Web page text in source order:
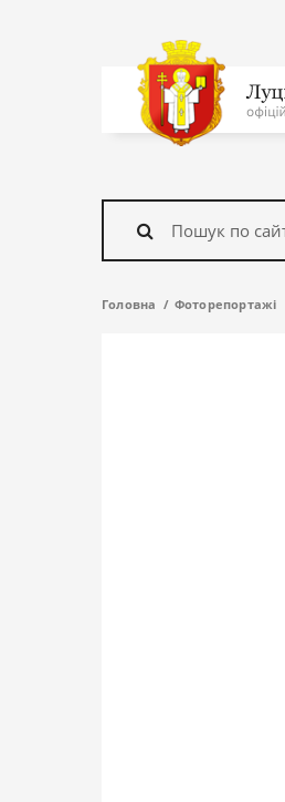
На
головну
Знайти
Головна Фоторепортажі